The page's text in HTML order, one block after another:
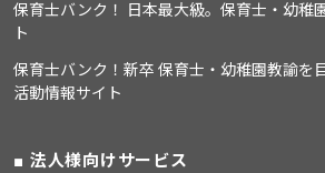
保育士バンク！ 日本最大級。保育士・幼稚
ト
保育士バンク！新卒 保育士・幼稚園教諭を
活動情報サイト
法人様向けサービス